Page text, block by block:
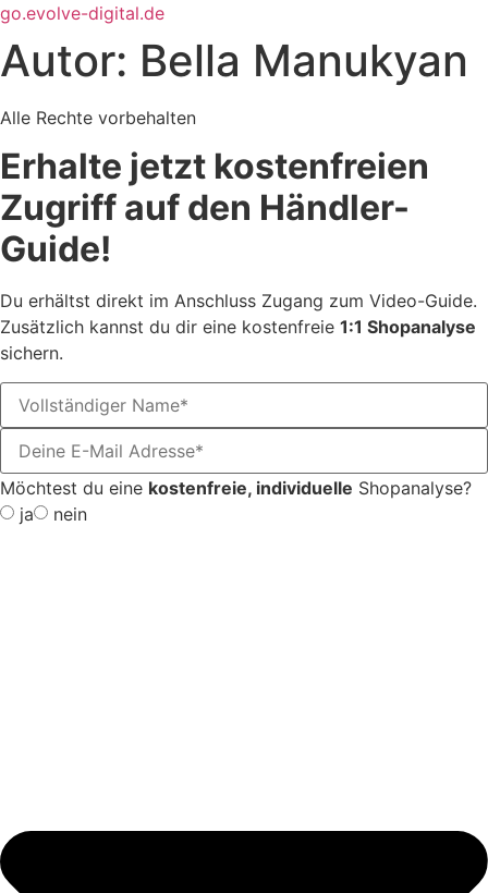
Zum
springen
go.evolve-digital.de
Autor: Bella Manukyan
Alle Rechte vorbehalten
Erhalte jetzt kostenfreien
Zugriff auf den Händler-
Guide!
Du erhältst direkt im Anschluss Zugang zum Video-Guide.
Zusätzlich kannst du dir eine kostenfreie 1:1 Shopanalyse
sichern.
Möchtest du eine kostenfreie, individuelle Shopanalyse?
ja
nein